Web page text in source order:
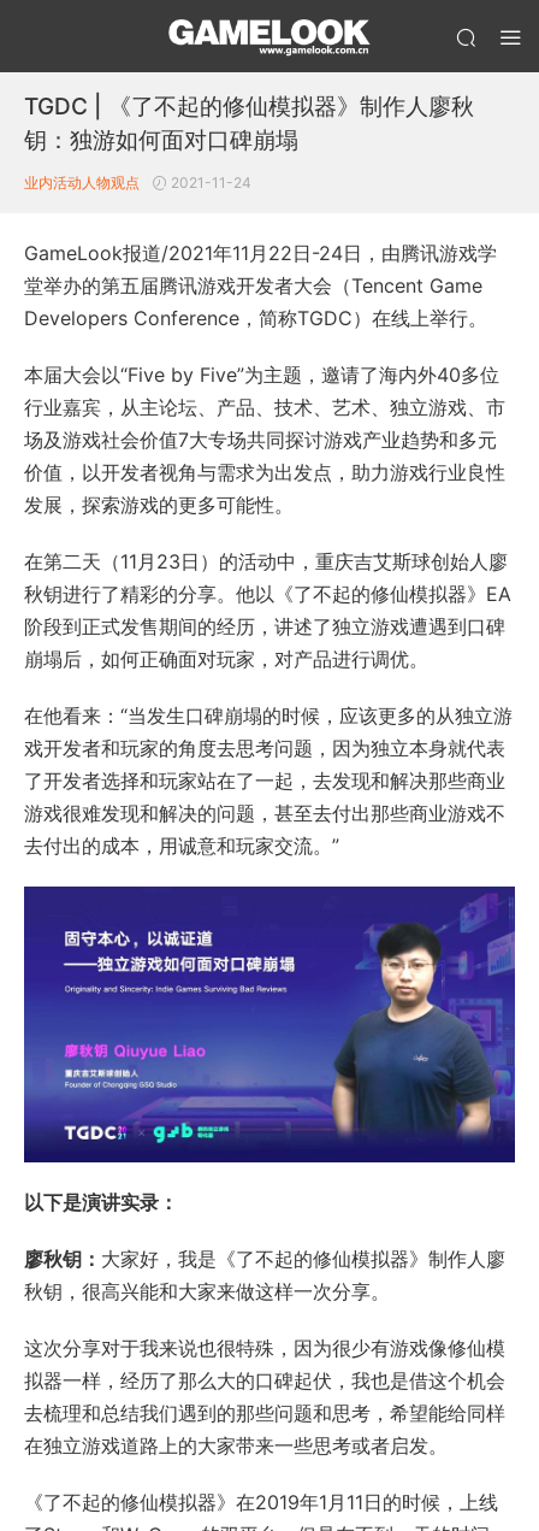
TGDC | 《了不起的修仙模拟器》制作人廖秋
钥：独游如何面对口碑崩塌
业内活动 人物观点 2021-11-24
GameLook报道/2021年11月22日-24日，由腾讯游戏学
堂举办的第五届腾讯游戏开发者大会（Tencent Game
Developers Conference，简称TGDC）在线上举行。
本届大会以“Five by Five”为主题，邀请了海内外40多位
行业嘉宾，从主论坛、产品、技术、艺术、独立游戏、市
场及游戏社会价值7大专场共同探讨游戏产业趋势和多元
价值，以开发者视角与需求为出发点，助力游戏行业良性
发展，探索游戏的更多可能性。
在第二天（11月23日）的活动中，重庆吉艾斯球创始人廖
秋钥进行了精彩的分享。他以《了不起的修仙模拟器》EA
阶段到正式发售期间的经历，讲述了独立游戏遭遇到口碑
崩塌后，如何正确面对玩家，对产品进行调优。
在他看来：“当发生口碑崩塌的时候，应该更多的从独立游
戏开发者和玩家的角度去思考问题，因为独立本身就代表
了开发者选择和玩家站在了一起，去发现和解决那些商业
游戏很难发现和解决的问题，甚至去付出那些商业游戏不
去付出的成本，用诚意和玩家交流。”
以下是演讲实录：
廖秋钥： 大家好，我是《了不起的修仙模拟器》制作人廖
秋钥，很高兴能和大家来做这样一次分享。
这次分享对于我来说也很特殊，因为很少有游戏像修仙模
拟器一样，经历了那么大的口碑起伏，我也是借这个机会
去梳理和总结我们遇到的那些问题和思考，希望能给同样
在独立游戏道路上的大家带来一些思考或者启发。
《了不起的修仙模拟器》在2019年1月11日的时候，上线